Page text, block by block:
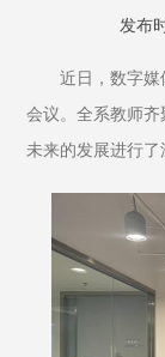
发布
近日，数字媒
会议。全系教师
未来的发展进行了